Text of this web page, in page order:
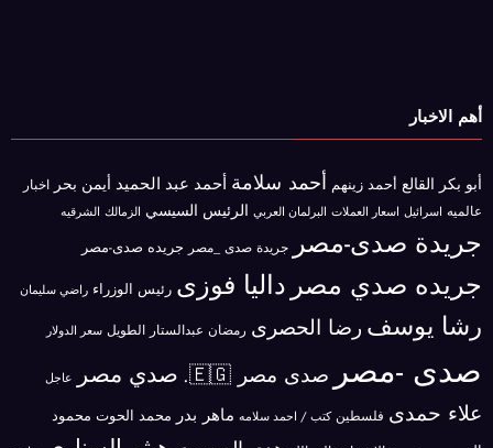
أهم الاخبار
أبو بكر القالع أحمد زينهم أحمد سلامة أحمد عبد الحميد أيمن بحر اخبار
عالميه اسرائيل اسعار العملات البرلمان العربي الرئيس السيسي الزمالك الشرقيه
جريدة صدى-مصر جريدة صدى _مصر جريده صدى-مصر
جريده صدي مصر داليا فوزى رئيس الوزراء راضي سليمان
رشا يوسف رضا الحصرى رمضان عبدالستار الطويل سعر الدولار
صدى -مصر صدى مصر 🇪🇬. صدي مصر عاجل
علاء حمدى فلسطين كتب / احمد سلامه ماهر بدر محمد الحوت محمود